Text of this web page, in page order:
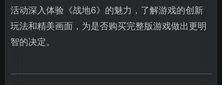
活动深入体验《战地6》的魅力，了解游戏的创新
玩法和精美画面，为是否购买完整版游戏做出更明
智的决定。